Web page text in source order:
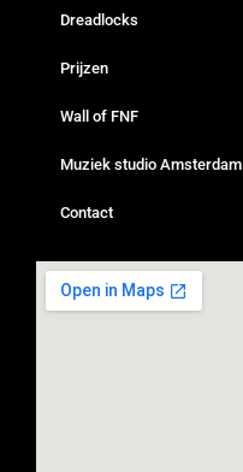
Dreadlocks
Prijzen
Wall of FNF
Muziek studio Amsterdam
Contact